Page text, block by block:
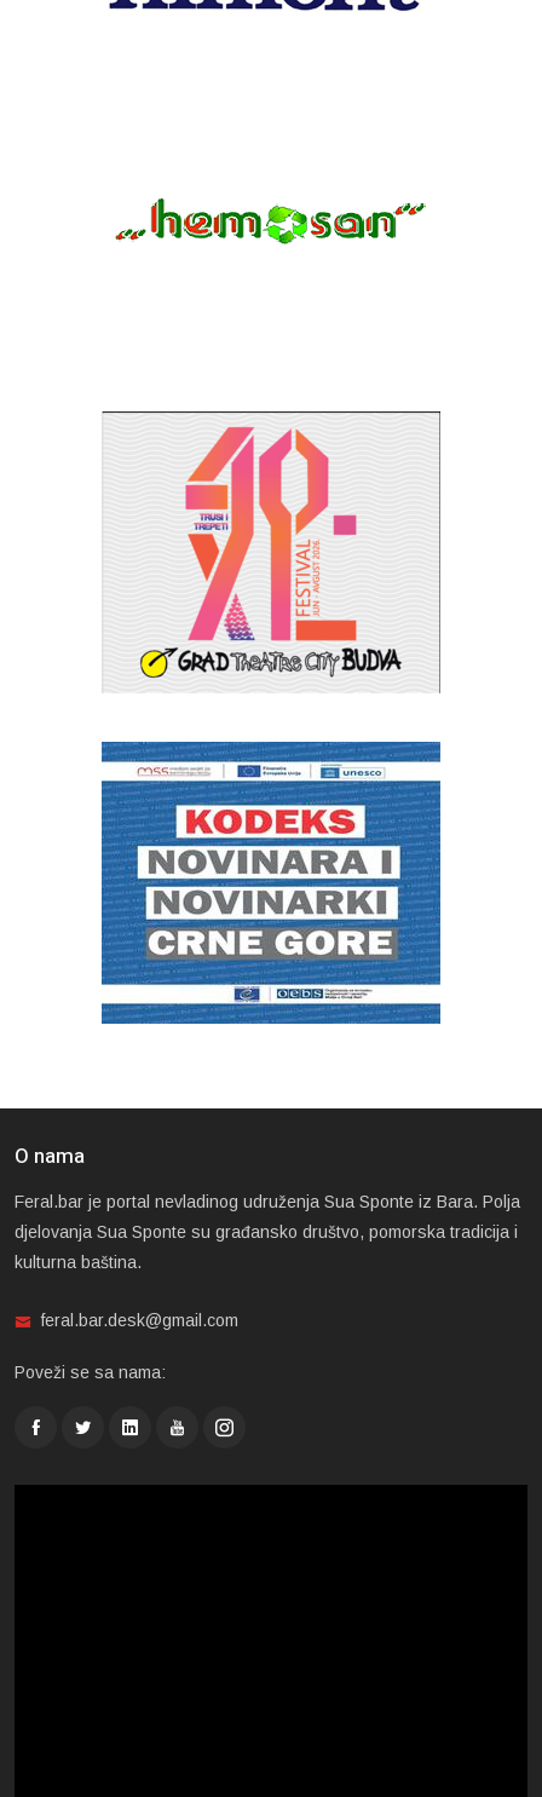
O nama
Feral.bar je portal nevladinog udruženja Sua Sponte iz Bara. Polja
djelovanja Sua Sponte su građansko društvo, pomorska tradicija i
kulturna baština.
feral.bar.desk@gmail.com
Poveži se sa nama: